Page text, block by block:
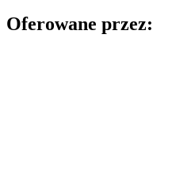
Oferowane przez: